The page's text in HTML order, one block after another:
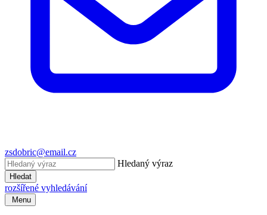
zsdobric@email.cz
Hledaný výraz
Hledat
rozšířené vyhledávání
Menu